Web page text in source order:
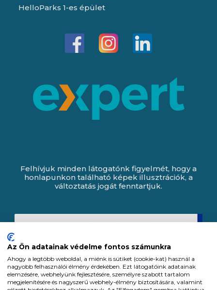
HelloParks 1-es épület
Felhívjuk minden látogatónk figyelmét, hogy a
honlapunkon található képek illusztrációk, a
változtatás jogát fenntartjuk.
Az Ön adatainak védelme fontos számunkra
Ahogy a legtöbb weboldal, a miénk is sütiket (cookie-kat) használ a
nagyobb felhasználói élmény érdekében. Ezt látogatóink adatainak
elemzésére, webhelyünk fejlesztésére, személyre szabott tartalom
megjelenítésére és nagyszerű webhely-élmény biztosítására, valamint